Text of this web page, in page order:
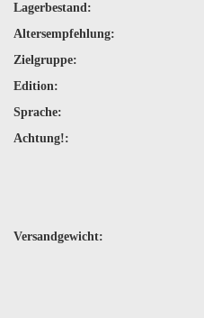
Lagerbestand:
Altersempfehlung:
Zielgruppe:
Edition:
Sprache:
Achtung!:
Versandgewicht: